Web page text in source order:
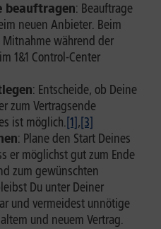
beauftragen: Beauftrage
neuen Anbieter. Beim
Mitnahme während der
1&1 Control-Center
: Entscheide, ob Deine
zum Vertragsende
ist möglich.[1],[3]
: Plane den Start Deines
er möglichst gut zum Ende
zum gewünschten
Du unter Deiner
und vermeidest unnötige
und neuem Vertrag.